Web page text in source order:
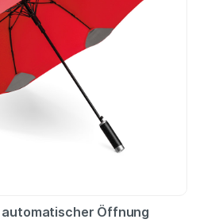
automatischer Öffnung